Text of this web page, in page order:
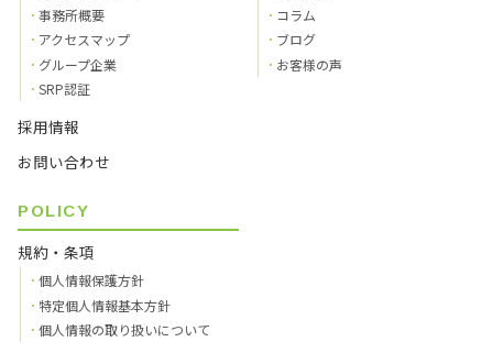
事務所概要
アクセスマップ
グループ企業
SRP認証
採用情報
お問い合わせ
コラム
ブログ
お客様の声
POLICY
規約・条項
個人情報保護方針
特定個人情報基本方針
個人情報の取り扱いについて